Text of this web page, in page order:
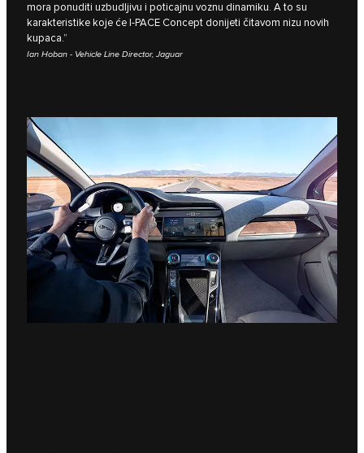
mora ponuditi uzbudljivu i poticajnu voznu dinamiku. A to su
karakteristike koje će I‑PACE Concept donijeti čitavom nizu novih
kupaca.”
Ian Hoban - Vehicle Line Director, Jaguar